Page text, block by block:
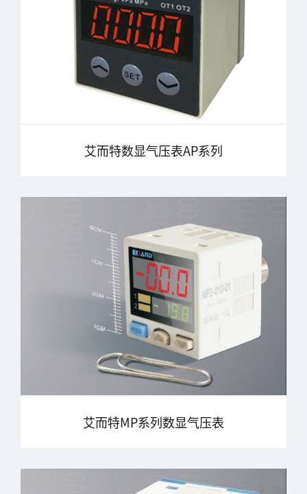
艾而特数显气压表AP系列
艾而特MP系列数显气压表